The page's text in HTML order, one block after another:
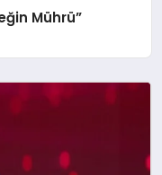
Mührü”